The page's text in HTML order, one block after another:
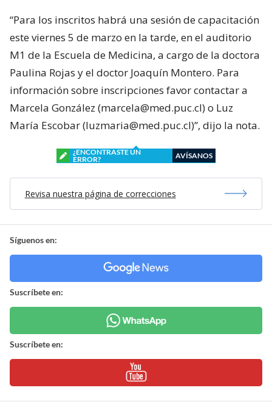
“Para los inscritos habrá una sesión de capacitación
este viernes 5 de marzo en la tarde, en el auditorio
M1 de la Escuela de Medicina, a cargo de la doctora
Paulina Rojas y el doctor Joaquín Montero. Para
información sobre inscripciones favor contactar a
Marcela González (marcela@med.puc.cl) o Luz
María Escobar (luzmaria@med.puc.cl)”, dijo la nota.
¿ENCONTRASTE UN
ERROR?
AVÍSANOS
Revisa nuestra página de correcciones
Síguenos en:
Suscríbete en:
Suscríbete en: